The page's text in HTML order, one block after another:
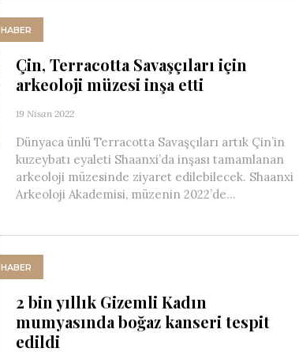
HABER
Çin, Terracotta Savaşçıları için
arkeoloji müzesi inşa etti
19 Nisan 2022
Dünyaca ünlü Terracotta Savaşçıları artık Çin’in
kuzeybatı eyaleti Shaanxi’da inşası tamamlanan
arkeoloji müzesinde ziyaret edilebilecek. Shaanxi
Arkeoloji Akademisi, müzenin 2022’de...
HABER
2 bin yıllık Gizemli Kadın
mumyasında boğaz kanseri tespit
edildi